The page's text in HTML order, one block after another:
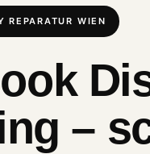
REPARATUR WIEN
–